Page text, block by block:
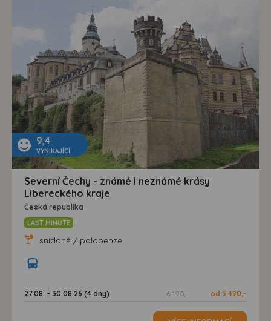
9,4
VYNIKAJÍCÍ
Severní Čechy - známé i neznámé krásy
Libereckého kraje
Česká republika
LAST MINUTE
snídaně / polopenze
27.08. - 30.08.26 (4 dny) 6 190,- od 5 490,-